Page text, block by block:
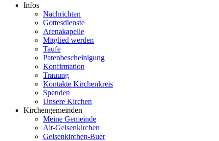
Infos
Nachrichten
Gottesdienste
Arenakapelle
Mitglied werden
Taufe
Patenbescheinigung
Konfirmation
Trauung
Kontakte Kirchenkreis
Spenden
Unsere Kirchen
Kirchengemeinden
Meine Gemeinde
Alt-Gelsenkirchen
Gelsenkirchen-Buer